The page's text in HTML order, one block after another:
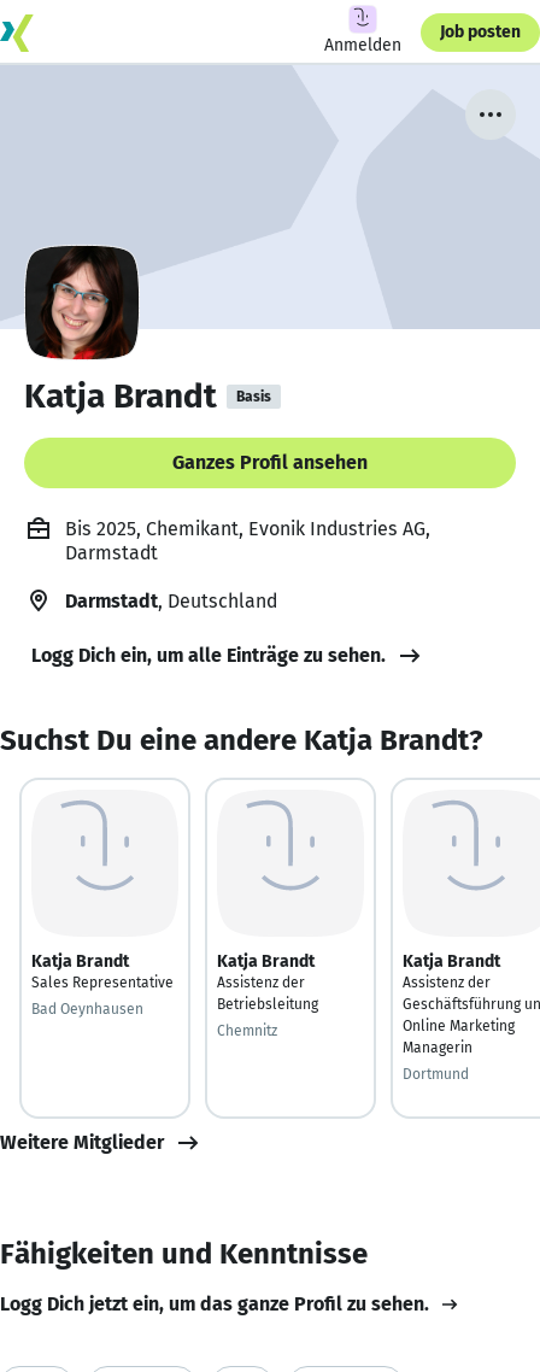
Anmelden
Job posten
Katja Brandt Basis
Ganzes Profil ansehen
Bis 2025, Chemikant, Evonik Industries AG,
Darmstadt
Darmstadt, Deutschland
Logg Dich ein, um alle Einträge zu sehen.
Suchst Du eine andere Katja Brandt?
Katja Brandt
Sales Representative
Bad Oeynhausen
Katja Brandt
Assistenz der
Betriebsleitung
Chemnitz
Katja Brandt
Assistenz der
Geschäftsführung
Online Marketing
Managerin
Dortmund
Weitere Mitglieder
Fähigkeiten und Kenntnisse
Logg Dich jetzt ein, um das ganze Profil zu sehen.